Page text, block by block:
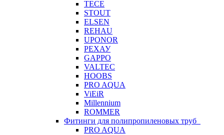
TECE
STOUT
ELSEN
REHAU
UPONOR
РЕХАУ
GAPPO
VALTEC
HOOBS
PRO AQUA
ViEiR
Millennium
ROMMER
Фитинги для полипропиленовых труб
PRO AQUA